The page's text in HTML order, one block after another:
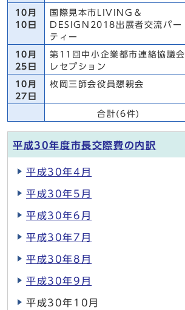
10月
10日
国際見本市LIVING＆
DESIGN2018出展者交流パー
ティー
10月
25日
第11回中小企業都市連絡協議会
レセプション
10月
27日
枚岡三師会役員懇親会
合計(6件)
平成30年度市長交際費の内訳
平成30年4月
平成30年5月
平成30年6月
平成30年7月
平成30年8月
平成30年9月
平成30年10月